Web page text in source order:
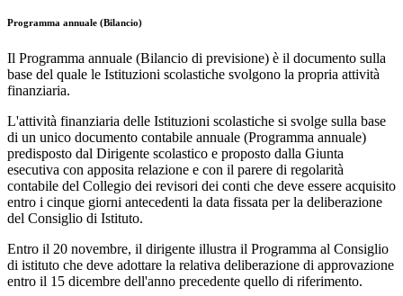
Programma annuale (Bilancio)
Il Programma annuale (Bilancio di previsione) è il documento sulla
base del quale le Istituzioni scolastiche svolgono la propria attività
finanziaria.
L'attività finanziaria delle Istituzioni scolastiche si svolge sulla base
di un unico documento contabile annuale (Programma annuale)
predisposto dal Dirigente scolastico e proposto dalla Giunta
esecutiva con apposita relazione e con il parere di regolarità
contabile del Collegio dei revisori dei conti che deve essere acquisito
entro i cinque giorni antecedenti la data fissata per la deliberazione
del Consiglio di Istituto.
Entro il 20 novembre, il dirigente illustra il Programma al Consiglio
di istituto che deve adottare la relativa deliberazione di approvazione
entro il 15 dicembre dell'anno precedente quello di riferimento.